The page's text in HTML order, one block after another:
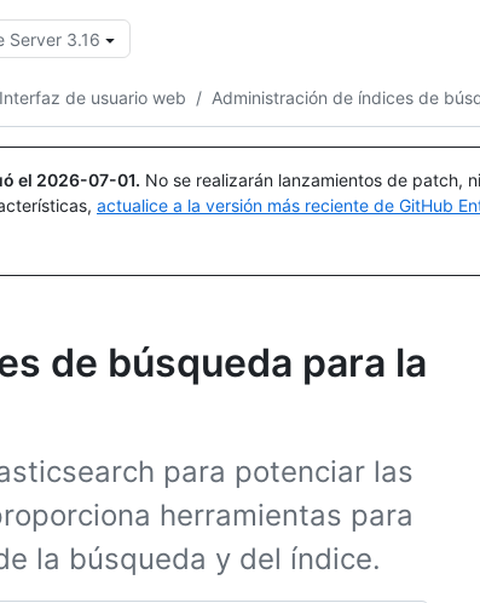
Server 3.16
Interfaz de usuario web / Administración de índices de
el 2026-07-01. No se realizarán lanzamientos de patch,
actualice a la versión más reciente de GitHub
de búsqueda para la
para potenciar las
herramientas para
la búsqueda y del índice.